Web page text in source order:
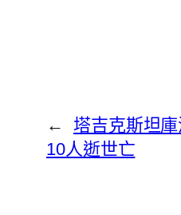
←
塔吉克斯坦
10人逝世亡